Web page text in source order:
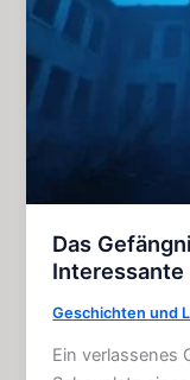
Kapitel)
Das
Geschichten und
Ein verlassenes